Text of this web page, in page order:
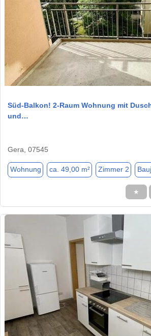
Süd-Balkon! 2-Raum Wohnung mit
und…
Gera, 07545
Wohnung ca. 49,00 m² Zimmer 2
★